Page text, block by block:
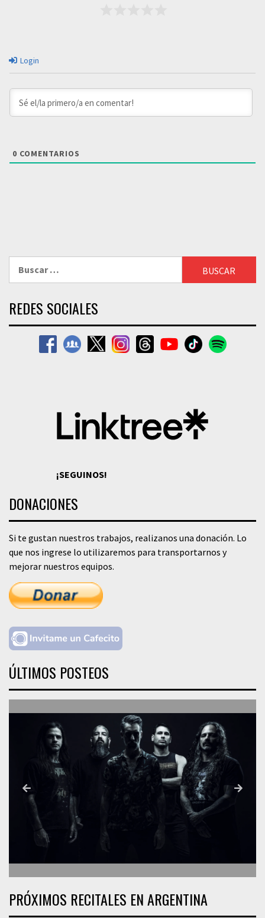
Login
0 COMENTARIOS
REDES SOCIALES
¡SEGUINOS!
DONACIONES
Si te gustan nuestros trabajos, realizanos una donación. Lo
que nos ingrese lo utilizaremos para transportarnos y
mejorar nuestros equipos.
ÚLTIMOS POSTEOS
PRÓXIMOS RECITALES EN ARGENTINA